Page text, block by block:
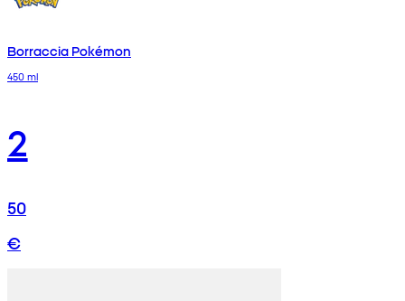
Borraccia Pokémon
450 ml
2
50
€